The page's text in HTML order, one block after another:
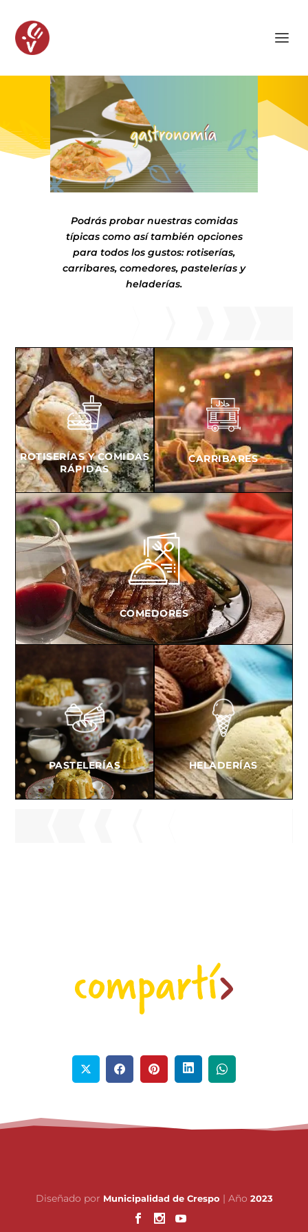
Podrás probar nuestras comidas
típicas como así también opciones
para todos los gustos: rotiserías,
carribares, comedores, pastelerías y
heladerías.
ROTISERÍAS Y COMIDAS
RÁPIDAS
CARRIBARES
COMEDORES
PASTELERÍAS HELADERÍAS
Diseñado por Municipalidad de Crespo | Año 2023